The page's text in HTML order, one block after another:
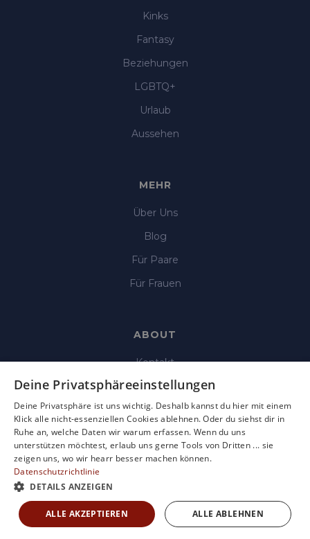
Kinks
Fantasy
Beziehungen
LGBTQ+
Urlaub
Aussehen
MEHR
Über Uns
Blog
Für Paare
Für Frauen
ABOUT
Kontakt
Impressum
Datenschutz
AGB
Nutzungsbedingungen
Copyright © 2025 Hearr
Deine Privatsphäreeinstellungen
Deine Privatsphäre ist uns wichtig. Deshalb kannst du hier mit einem
Klick alle nicht-essenziellen Cookies ablehnen. Oder du siehst dir in
Ruhe an, welche Daten wir warum erfassen. Wenn du uns
unterstützen möchtest, erlaub uns gerne Tools von Dritten ... sie
zeigen uns, wo wir hearr besser machen können.
Datenschutzrichtlinie
DETAILS ANZEIGEN
ALLE AKZEPTIEREN ALLE ABLEHNEN